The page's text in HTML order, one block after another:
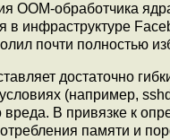
OOM-обработчика
в инфраструктуре
почти полностью
достаточно
(например,
вреда. В привязке к
памяти и